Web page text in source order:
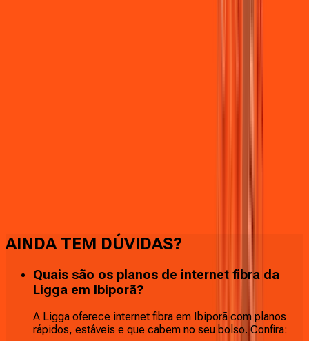
AINDA TEM DÚVIDAS?
Quais são os planos de internet fibra da
Ligga em Ibiporã?
A Ligga oferece internet fibra em Ibiporã com planos
rápidos, estáveis e que cabem no seu bolso. Confira: